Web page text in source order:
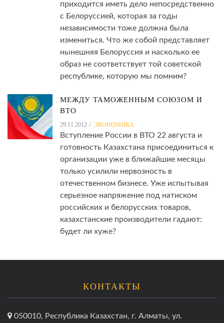
приходится иметь дело непосредственно
с Белоруссией, которая за годы
независимости тоже должна была
измениться. Что же собой представляет
нынешняя Белоруссия и насколько ее
образ не соответствует той советской
республике, которую мы помним?
МЕЖДУ ТАМОЖЕННЫМ СОЮЗОМ И
ВТО
29.11.2012 ЭКОНОМИКА
Вступление России в ВТО 22 августа и
готовность Казахстана присоединиться к
организации уже в ближайшие месяцы
только усилили нервозность в
отечественном бизнесе. Уже испытывая
серьезное напряжение под натиском
российских и белорусских товаров,
казахстанские производители гадают:
будет ли хуже?
КОНТАКТЫ
050010, Республика Казахстан, г. Алматы, ул.